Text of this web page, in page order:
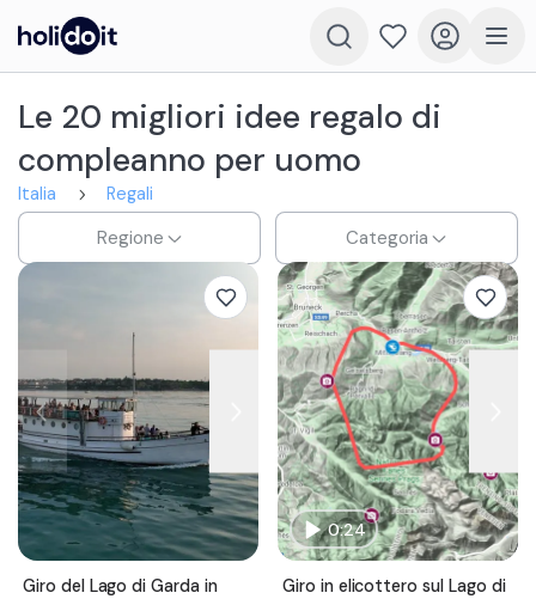
Le 20 migliori idee regalo di
compleanno per uomo
Italia Regali
Regione Categoria
Giro del Lago di Garda in
0:24
Giro in elicottero sul Lago di